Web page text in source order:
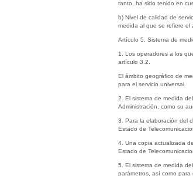
tanto, ha sido tenido en
b) Nivel de calidad de
medida al que se refiere el
Artículo 5. Sistema de
1. Los operadores a los
artículo 3.2.
El ámbito geográfico de
para el servicio universal.
2. El sistema de medida
Administración, como su
3. Para la elaboración del
Estado de
4. Una copia actualizada
Estado de
5. El sistema de medida
parámetros, así como